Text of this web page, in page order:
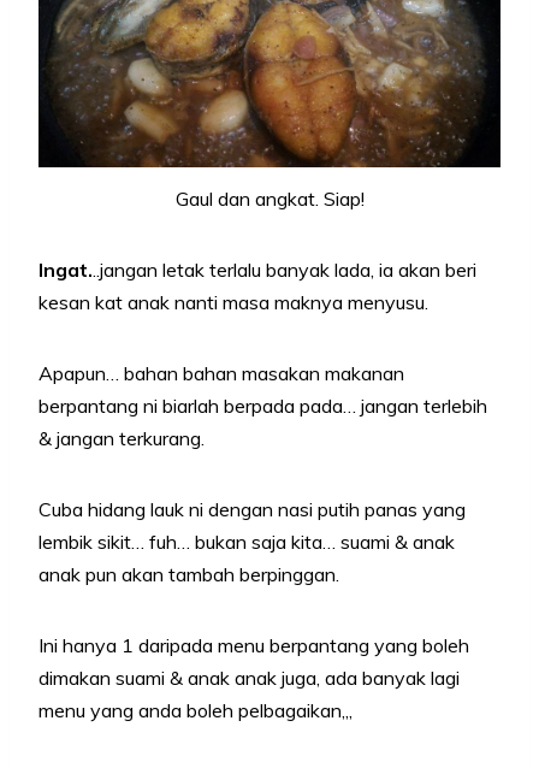
Gaul dan angkat. Siap!
Ingat...jangan letak terlalu banyak lada, ia akan beri
kesan kat anak nanti masa maknya menyusu.
Apapun… bahan bahan masakan makanan
berpantang ni biarlah berpada pada… jangan terlebih
& jangan terkurang.
Cuba hidang lauk ni dengan nasi putih panas yang
lembik sikit… fuh… bukan saja kita… suami & anak
anak pun akan tambah berpinggan.
Ini hanya 1 daripada menu berpantang yang boleh
dimakan suami & anak anak juga, ada banyak lagi
menu yang anda boleh pelbagaikan,,,